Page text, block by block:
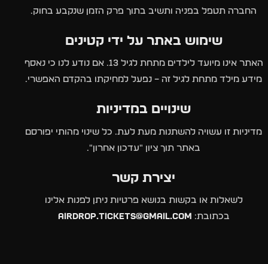
החברה תטפל בפניה ותשיב בתוך פרק הזמן שנקבע בחוק.
שימוש באתר על ידי קטינים
האתר אינו מיועד לילדים מתחת לגיל 13. אם נודע לנו כי נאסף
מידע מילד מתחת לגיל זה – נפעל למחיקתו בהקדם האפשרי.
שינויים במדיניות
מדיניות זו עשויה להשתנות מעת לעת. כל שינוי מהותי יפורסם
באתר תוך ציון "עדכון אחרון".
יצירת קשר
לשאלות או בקשות בנושא פרטיות ניתן לפנות אלינו
בכתובת: airdrop.tickets@gmail.com